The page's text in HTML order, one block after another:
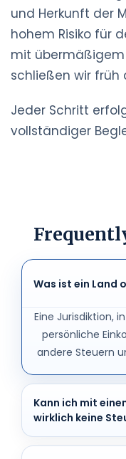
und Herkunft der
hohem Risiko für
mit
schließen wir früh
Jeder Schritt
vollständiger
Was ist ein Land
Eine Jurisdiktion,
persönliche
andere Steuern
Kann ich mit
wirklich keine
Nicht